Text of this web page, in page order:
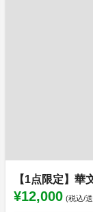
【1点限定】華
¥12,000 (税込/